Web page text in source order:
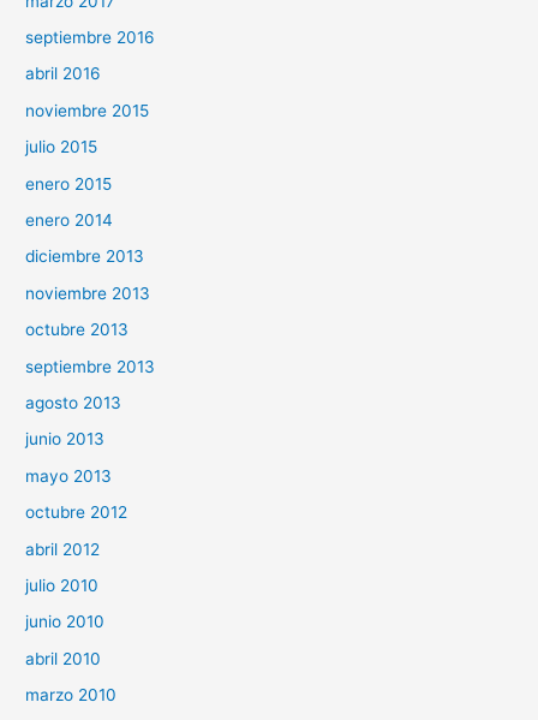
septiembre 2016
abril 2016
noviembre 2015
julio 2015
enero 2015
enero 2014
diciembre 2013
noviembre 2013
octubre 2013
septiembre 2013
agosto 2013
junio 2013
mayo 2013
octubre 2012
abril 2012
julio 2010
junio 2010
abril 2010
marzo 2010